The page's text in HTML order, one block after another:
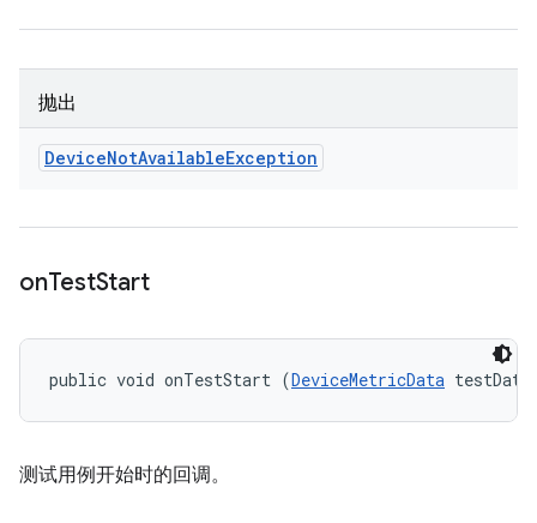
抛出
DeviceNotAvailableException
onTestStart
public void onTestStart (DeviceMetricData
测试用例开始时的回调。